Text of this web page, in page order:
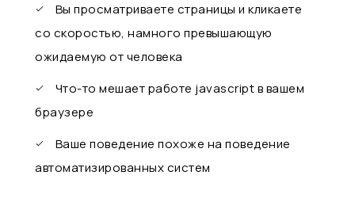
Вы просматриваете страницы и кликаете
со скоростью, намного превышающую
ожидаемую от человека
Что-то мешает работе javascript в вашем
браузере
Ваше поведение похоже на поведение
автоматизированных систем